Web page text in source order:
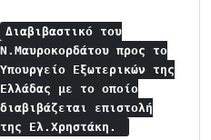
Διαβιβαστικό του
Ν.Μαυροκορδάτου προς το
Υπουργείο Εξωτερικών της
Ελλάδας με το οποίο
διαβιβάζεται επιστολή
της Ελ.Χρηστάκη.